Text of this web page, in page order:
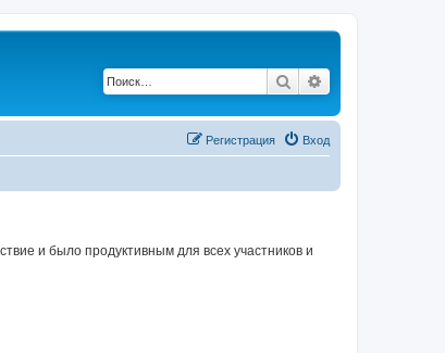
Поиск
Вход
Регистрация
и было продуктивным для всех участников и